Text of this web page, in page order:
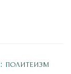
политеизм